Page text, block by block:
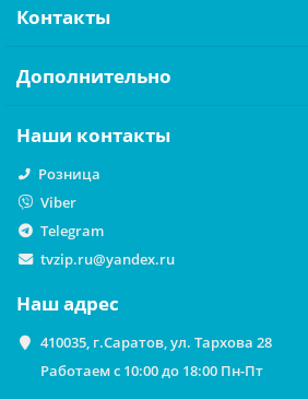
Контакты
Дополнительно
Наши контакты
Розница
Viber
Telegram
tvzip.ru@yandex.ru
Наш адрес
410035, г.Саратов, ул. Тархова 28
Работаем с 10:00 до 18:00 Пн-Пт